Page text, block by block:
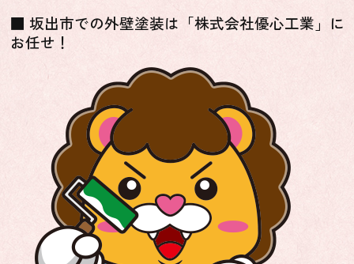
■ 坂出市での外壁塗装は「株式会社優心工業」に
お任せ！